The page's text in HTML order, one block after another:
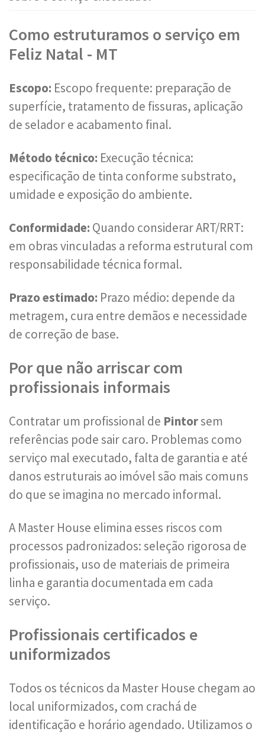
Como estruturamos o serviço em
Feliz Natal - MT
Escopo: Escopo frequente: preparação de
superfície, tratamento de fissuras, aplicação
de selador e acabamento final.
Método técnico: Execução técnica:
especificação de tinta conforme substrato,
umidade e exposição do ambiente.
Conformidade: Quando considerar ART/RRT:
em obras vinculadas a reforma estrutural com
responsabilidade técnica formal.
Prazo estimado: Prazo médio: depende da
metragem, cura entre demãos e necessidade
de correção de base.
Por que não arriscar com
profissionais informais
Contratar um profissional de Pintorsem
referências pode sair caro. Problemas como
serviço mal executado, falta de garantia e até
danos estruturais ao imóvel são mais comuns
do que se imagina no mercado informal.
A Master House elimina esses riscos com
processos padronizados: seleção rigorosa de
profissionais, uso de materiais de primeira
linha e garantia documentada em cada
serviço.
Profissionais certificados e
uniformizados
Todos os técnicos da Master House chegam ao
local uniformizados, com crachá de
identificação e horário agendado. Utilizamos o